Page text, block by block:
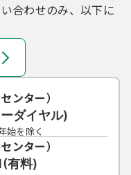
合わせのみ、以下に
ンター）
ダイヤル)
始を除く
ンター）
有料)